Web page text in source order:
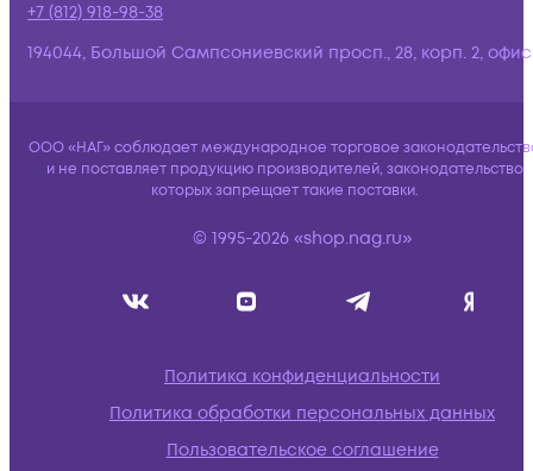
+7 (812) 918-98-38
194044, Большой Сампсониевский просп., 28, корп. 2,
ООО «НАГ» соблюдает международное торговое
и не поставляет продукцию производителей, законодательство
которых запрещает такие поставки.
© 1995-2026 «shop.nag.ru»
Политика конфиденциальности
Политика обработки персональных данных
Пользовательское соглашение